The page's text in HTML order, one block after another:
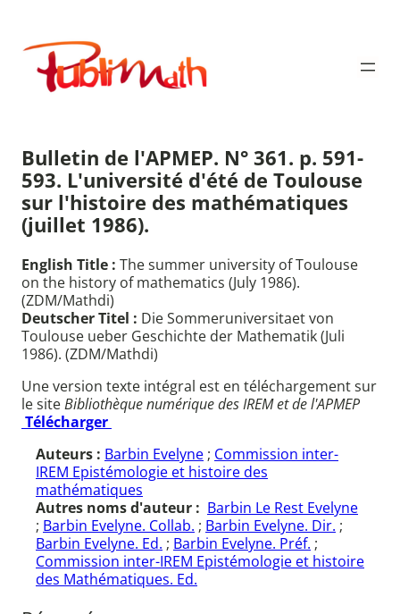
contenu
Publimath
Bulletin de l'APMEP. N° 361. p. 591-
593. L'université d'été de Toulouse
sur l'histoire des mathématiques
(juillet 1986).
English Title : The summer university of Toulouse
on the history of mathematics (July 1986).
(ZDM/Mathdi)
Deutscher Titel : Die Sommeruniversitaet von
Toulouse ueber Geschichte der Mathematik (Juli
1986). (ZDM/Mathdi)
Une version texte intégral est en téléchargement sur
le siteBibliothèque numérique des IREM et de l'APMEP
Télécharger
Auteurs : Barbin Evelyne ; Commission inter-
IREM Epistémologie et histoire des
mathématiques
Autres noms d'auteur : Barbin Le Rest Evelyne
; Barbin Evelyne. Collab. ; Barbin Evelyne. Dir. ;
Barbin Evelyne. Ed. ; Barbin Evelyne. Préf. ;
Commission inter-IREM Epistémologie et histoire
des Mathématiques. Ed.